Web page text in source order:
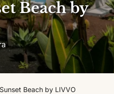
Beach by
Beach by LIVVO